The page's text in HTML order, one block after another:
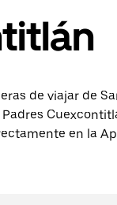
de viajar de
en la